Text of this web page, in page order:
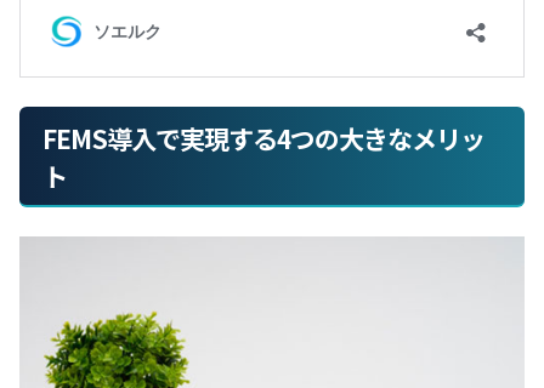
FEMS導入で実現する4つの大きなメリッ
ト